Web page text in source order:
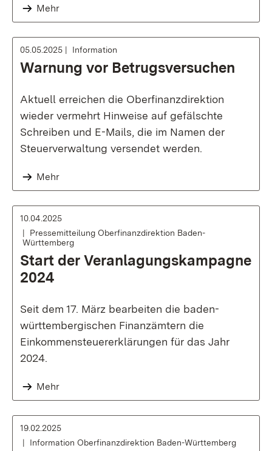
Mehr
05.05.2025 Information
Warnung vor Betrugsversuchen
Aktuell erreichen die Oberfinanzdirektion
wieder vermehrt Hinweise auf gefälschte
Schreiben und E-Mails, die im Namen der
Steuerverwaltung versendet werden.
Mehr
10.04.2025
Pressemitteilung Oberfinanzdirektion Baden-
Württemberg
Start der Veranlagungskampagne
2024
Seit dem 17. März bearbeiten die baden-
württembergischen Finanzämtern die
Einkommensteuererklärungen für das Jahr
2024.
Mehr
19.02.2025
Information Oberfinanzdirektion Baden-Württemberg